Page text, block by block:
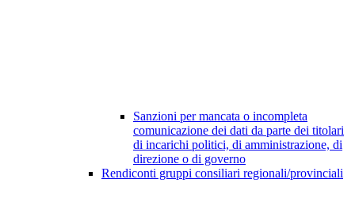
Sanzioni per mancata o incompleta
comunicazione dei dati da parte dei titolari
di incarichi politici, di amministrazione, di
direzione o di governo
Rendiconti gruppi consiliari regionali/provinciali